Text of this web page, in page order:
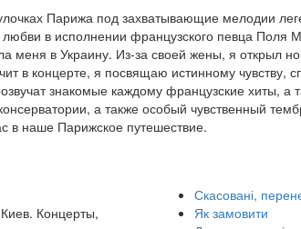
Парижа под захватывающие мелодии
любви в исполнении французского певца
меня в Украину. Из-за своей жены, я открыл
в концерте, я посвящаю истинному чувству,
знакомые каждому французские хиты, а
а также особый чувственный
в наше Парижское путешествие.
Скасовані,
Як замовити